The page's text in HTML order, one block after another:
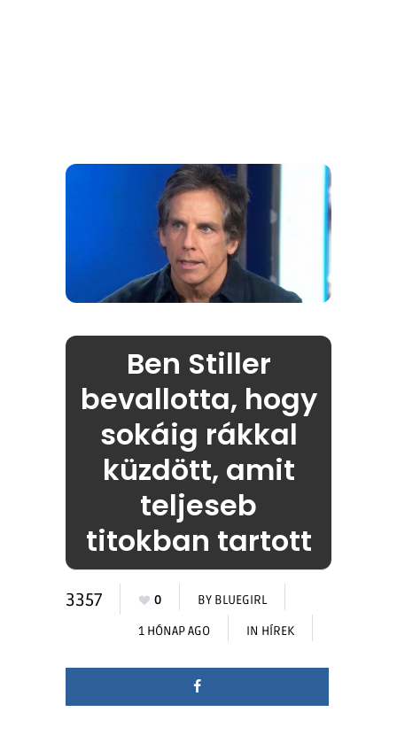
Ben Stiller
bevallotta, hogy
sokáig rákkal
küzdött, amit
teljeseb
titokban tartott
3357 0 BY BLUEGIRL
1 HÓNAP AGO IN HÍREK